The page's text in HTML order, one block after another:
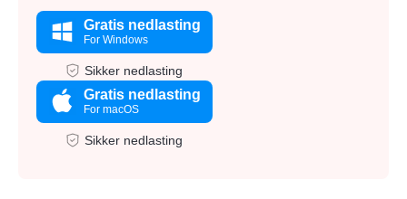
Gratis nedlasting
For Windows
Sikker nedlasting
Gratis nedlasting
For macOS
Sikker nedlasting